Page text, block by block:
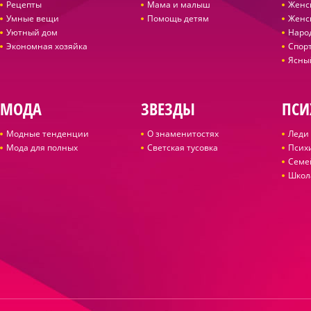
Рецепты
Умные вещи
Уютный дом
Экономная хозяйка
Мама и малыш
Помощь детям
МОДА
Модные тенденции
Мода для полных
ЗВЕЗДЫ
О знаменитостях
Светская тусовка
Леди